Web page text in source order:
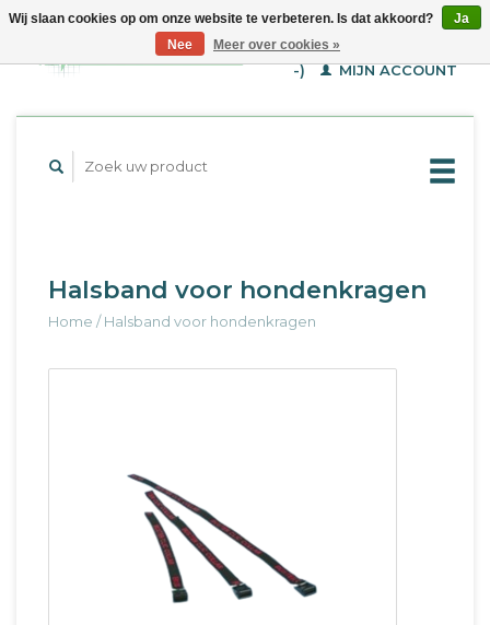
WINKELWAGEN (€--,-
-)
MIJN ACCOUNT
Halsband voor hondenkragen
Home /Halsband voor hondenkragen
Wij slaan cookies op om onze website te verbeteren. Is dat akkoord?
Ja
Nee
Meer over cookies »